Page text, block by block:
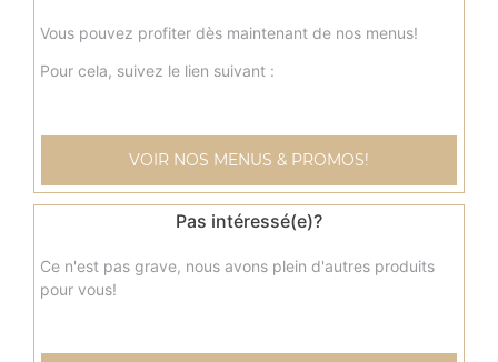
Vous pouvez profiter dès maintenant de nos menus!
Pour cela, suivez le lien suivant :
VOIR NOS MENUS & PROMOS!
Pas intéressé(e)?
Ce n'est pas grave, nous avons plein d'autres produits
pour vous!